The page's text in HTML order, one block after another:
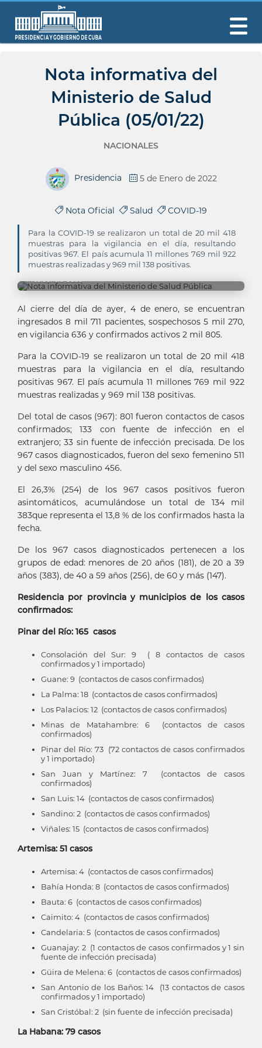
Nota informativa del
Ministerio de Salud
Pública (05/01/22)
NACIONALES
Presidencia 5 de Enero de 2022
Nota Oficial Salud COVID-19
Para la COVID-19 se realizaron un total de 20 mil 418
muestras para la vigilancia en el día, resultando
positivas 967. El país acumula 11 millones 769 mil 922
muestras realizadas y 969 mil 138 positivas.
Presidencia Cuba
Al cierre del día de ayer, 4 de enero, se encuentran
ingresados 8 mil 711 pacientes, sospechosos 5 mil 270,
en vigilancia 636 y confirmados activos 2 mil 805.
Para la COVID-19 se realizaron un total de 20 mil 418
muestras para la vigilancia en el día, resultando
positivas 967. El país acumula 11 millones 769 mil 922
muestras realizadas y 969 mil 138 positivas.
Del total de casos (967): 801 fueron contactos de casos
confirmados; 133 con fuente de infección en el
extranjero; 33 sin fuente de infección precisada. De los
967 casos diagnosticados, fueron del sexo femenino 511
y del sexo masculino 456.
El 26,3% (254) de los 967 casos positivos fueron
asintomáticos, acumulándose un total de 134 mil
383que representa el 13,8 % de los confirmados hasta la
fecha.
De los 967 casos diagnosticados pertenecen a los
grupos de edad: menores de 20 años (181), de 20 a 39
años (383), de 40 a 59 años (256), de 60 y más (147).
Residencia por provincia y municipios de los casos
confirmados:
Pinar del Río: 165 casos
Consolación del Sur: 9 ( 8 contactos de casos
confirmados y 1 importado)
Guane: 9 (contactos de casos confirmados)
La Palma: 18 (contactos de casos confirmados)
Los Palacios: 12 (contactos de casos confirmados)
Minas de Matahambre: 6 (contactos de casos
confirmados)
Pinar del Río: 73 (72 contactos de casos confirmados
y 1 importado)
San Juan y Martínez: 7 (contactos de casos
confirmados)
San Luis: 14 (contactos de casos confirmados)
Sandino: 2 (contactos de casos confirmados)
Viñales: 15 (contactos de casos confirmados)
Artemisa: 51 casos
Artemisa: 4 (contactos de casos confirmados)
Bahía Honda: 8 (contactos de casos confirmados)
Bauta: 6 (contactos de casos confirmados)
Caimito: 4 (contactos de casos confirmados)
Candelaria: 5 (contactos de casos confirmados)
Guanajay: 2 (1 contactos de casos confirmados y 1 sin
fuente de infección precisada)
Güira de Melena: 6 (contactos de casos confirmados)
San Antonio de los Baños: 14 (13 contactos de casos
confirmados y 1 importado)
San Cristóbal: 2 (sin fuente de infección precisada)
La Habana: 79 casos